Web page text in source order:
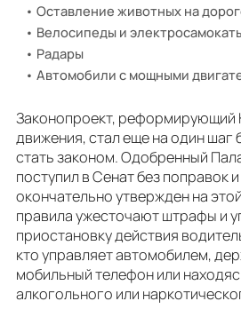
Оставление животных на
Велосипеды и
Радары
Автомобили с мощными
Законопроект, реформирующий
движения, стал еще на один шаг
стать законом. Одобренный
поступил в Сенат без поправок
окончательно утвержден на
правила ужесточают штрафы и
приостановку действия
кто управляет автомобилем,
мобильный телефон или
алкогольного или